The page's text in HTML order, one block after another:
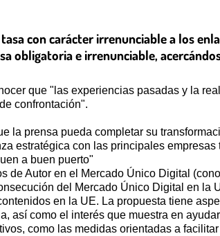
con carácter irrenunciable a los
obligatoria e irrenunciable,
que "las experiencias pasadas y la
confrontación".
la prensa pueda completar su
estratégica con las principales
a buen puerto"
Autor en el Mercado Único Digital
del Mercado Único Digital en la
en la UE. La propuesta tiene
así como el interés que muestra en
como las medidas orientadas a